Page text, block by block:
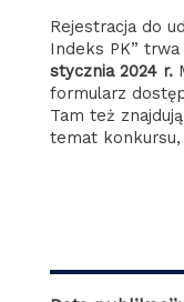
Rejestracja do
Indeks PK” trwa
stycznia 2024 r.
formularz
Tam też
temat konkursu,